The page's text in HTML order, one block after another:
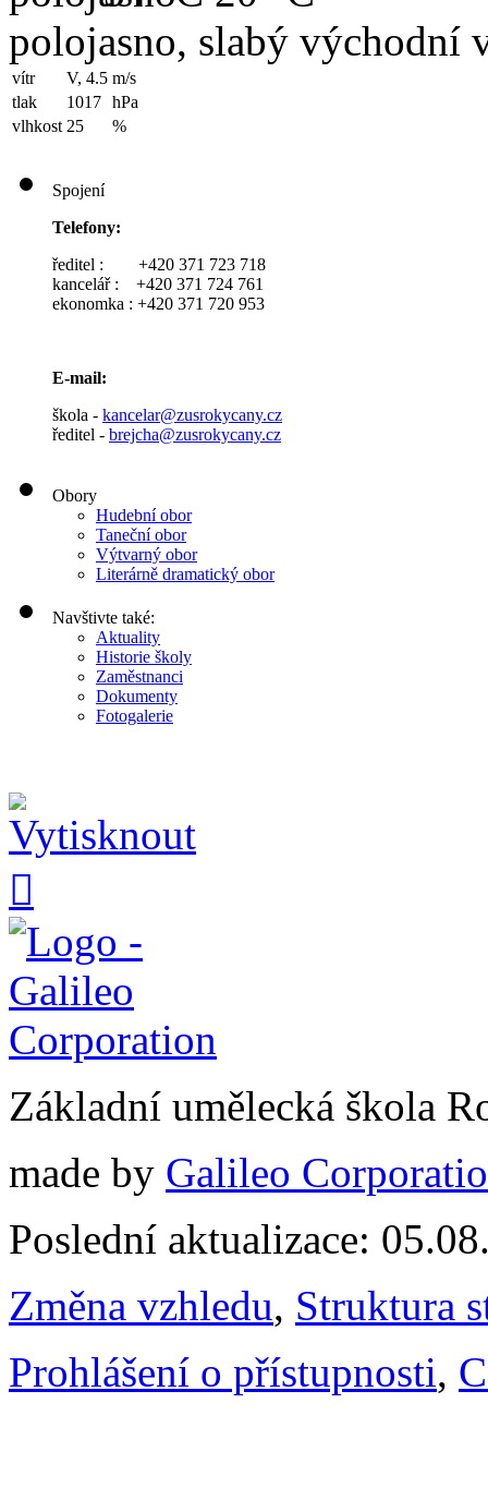
polojasno, slabý východní
vítr V, 4.5 m/s
tlak
1017 hPa
vlhkost 25 %
Spojení
Telefony:
ředitel : +420 371 723 718
kancelář : +420 371 724 761
ekonomka : +420 371 720 953
E-mail:
škola - kancelar@zusrokycany.cz
ředitel - brejcha@zusrokycany.cz
Obory
Hudební obor
Taneční obor
Výtvarný obor
Literárně dramatický obor
Navštivte také:
Aktuality
Historie školy
Zaměstnanci
Dokumenty
Fotogalerie

Základní umělecká škola
made by Galileo
Poslední aktualizace:
Změna vzhledu, Struktura
Prohlášení o přístupnosti,